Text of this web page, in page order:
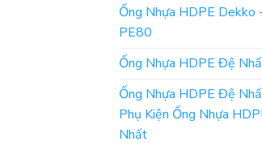
Ống Nhựa HDPE Dekko -
PE80
Ống Nhựa HDPE Đệ
Ống Nhựa HDPE Đệ
Phụ Kiện Ống Nhựa
Nhất